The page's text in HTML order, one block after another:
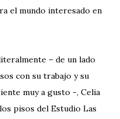
el mundo interesado en
– de un lado
con su trabajo y su
muy a gusto -, Celia
pisos del Estudio Las